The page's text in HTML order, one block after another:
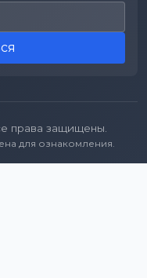
права защищены.
для ознакомления.